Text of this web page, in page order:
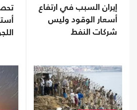
إيران السبب في ارتفاع
أسعار الوقود وليس
شركات النفط